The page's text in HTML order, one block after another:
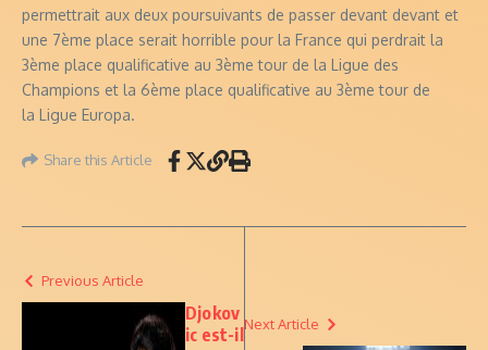
permettrait aux deux poursuivants de passer devant devant et
une 7ème place serait horrible pour la France qui perdrait la
3ème place qualificative au 3ème tour de la Ligue des
Champions et la 6ème place qualificative au 3ème tour de
la Ligue Europa.
Share this Article
Previous Article
Djokov
ic est-ilNext Article